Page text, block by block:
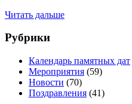
Читать дальше
Рубрики
Календарь памятных дат
Мероприятия (59)
Новости (70)
Поздравления (41)